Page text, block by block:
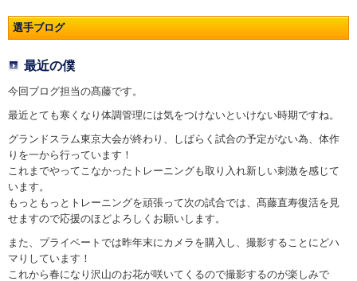
選手ブログ
最近の僕
今回ブログ担当の髙藤です。
最近とても寒くなり体調管理には気をつけないといけない時期ですね。
グランドスラム東京大会が終わり、しばらく試合の予定がない為、体作
りを一から行っています！
これまでやってこなかったトレーニングも取り入れ新しい刺激を感じて
います。
もっともっとトレーニングを頑張って次の試合では、髙藤直寿復活を見
せますので応援のほどよろしくお願いします。
また、プライベートでは昨年末にカメラを購入し、撮影することにどハ
マりしています！
これから春になり沢山のお花が咲いてくるので撮影するのが楽しみで